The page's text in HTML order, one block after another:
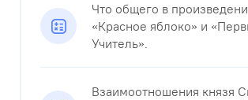
Что общего в
«Красное яблоко» и
Учитель».
Взаимоотношения князя